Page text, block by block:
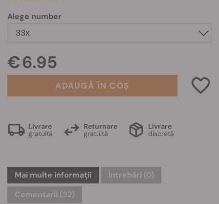
Alege number
€ 6.95
ADAUGĂ ÎN COȘ
Livrare
gratuită
Returnare
gratuită
Livrare
discretă
Mai multe informații Întrebări (0)
Comentarii (32)